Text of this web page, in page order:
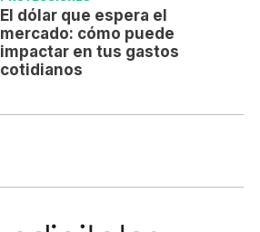
El dólar que espera el
mercado: cómo puede
impactar en tus gastos
cotidianos